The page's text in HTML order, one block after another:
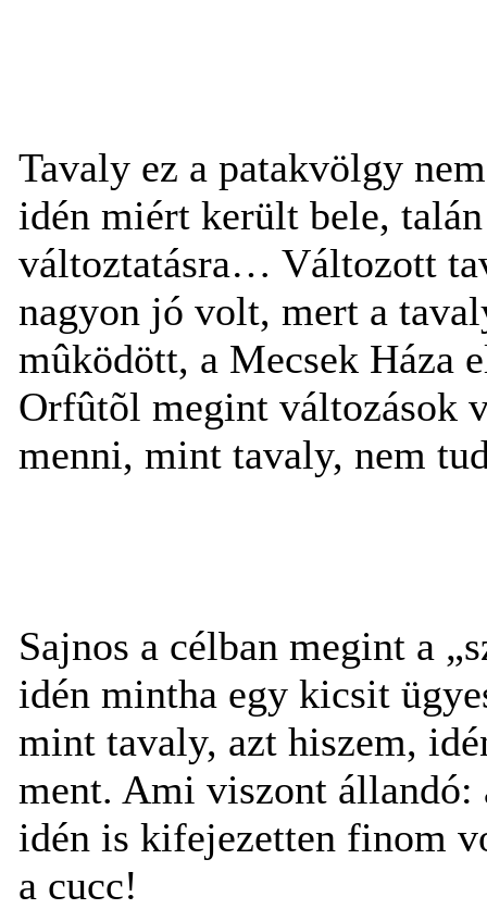
Tavaly ez a patakvölgy
idén miért került bele,
változtatásra… Változott
nagyon jó volt, mert a
mûködött, a Mecsek Háza
Orfûtõl megint változások
menni, mint tavaly, nem
Sajnos a célban megint a
idén mintha egy kicsit
mint tavaly, azt hiszem,
ment. Ami viszont állandó:
idén is kifejezetten finom
a cucc!